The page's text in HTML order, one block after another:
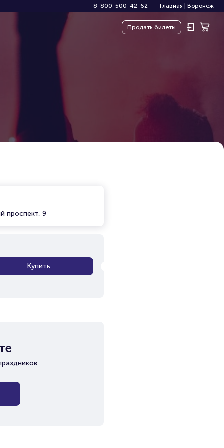
8-800-500-42-62 Главная Воронеж
Продать билеты
проспект, 9
Купить